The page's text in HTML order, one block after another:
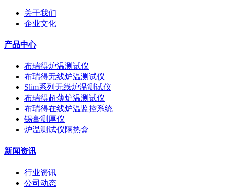
关于我们
企业文化
产品中心
布瑞得炉温测试仪
布瑞得无线炉温测试仪
Slim系列无线炉温测试仪
布瑞得超薄炉温测试仪
布瑞得在线炉温监控系统
锡膏测厚仪
炉温测试仪隔热盒
新闻资讯
行业资讯
公司动态